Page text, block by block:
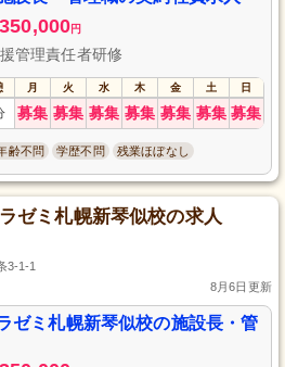
350,000円
管理責任者研修
月 火 水 木 金 土 日
募集 募集 募集 募集 募集 募集 募集
齢不問 学歴不問 残業ほぼなし
ゼミ札幌新琴似校の求人
3-1-1
8月6日更新
ゼミ札幌新琴似校の施設長・管